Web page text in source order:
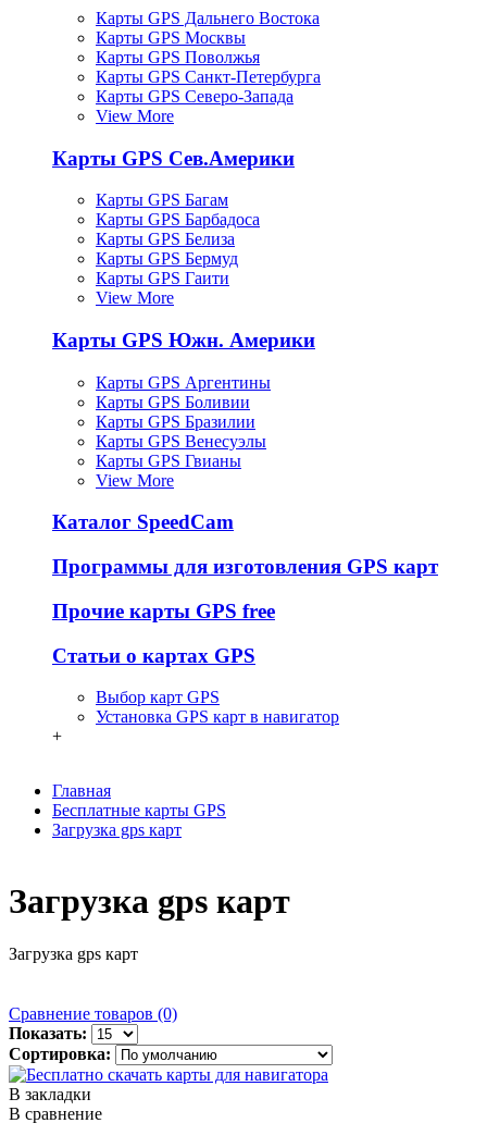
Карты GPS Дальнего Востока
Карты GPS Москвы
Карты GPS Поволжья
Карты GPS Санкт-Петербурга
Карты GPS Северо-Запада
View More
Карты GPS Сев.Америки
Карты GPS Багам
Карты GPS Барбадоса
Карты GPS Белиза
Карты GPS Бермуд
Карты GPS Гаити
View More
Карты GPS Южн. Америки
Карты GPS Аргентины
Карты GPS Боливии
Карты GPS Бразилии
Карты GPS Венесуэлы
Карты GPS Гвианы
View More
Каталог SpeedCam
Программы для изготовления GPS карт
Прочие карты GPS free
Статьи о картах GPS
Выбор карт GPS
Установка GPS карт в навигатор
+
Главная
Бесплатные карты GPS
Загрузка gps карт
Загрузка gps карт
Загрузка gps карт
Сравнение товаров (0)
Показать:
Сортировка:
В закладки
В сравнение